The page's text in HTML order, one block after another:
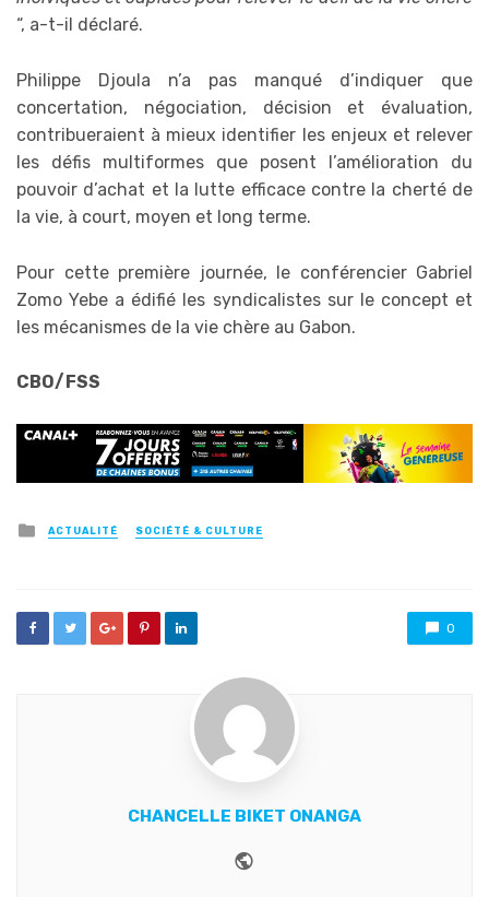
“, a-t-il déclaré.
Philippe Djoula n’a pas manqué d’indiquer que
concertation, négociation, décision et évaluation,
contribueraient à mieux identifier les enjeux et relever
les défis multiformes que posent l’amélioration du
pouvoir d’achat et la lutte efficace contre la cherté de
la vie, à court, moyen et long terme.
Pour cette première journée, le conférencier Gabriel
Zomo Yebe a édifié les syndicalistes sur le concept et
les mécanismes de la vie chère au Gabon.
CBO/FSS
Posted
in
ACTUALITÉ SOCIÉTÉ & CULTURE
0
CHANCELLE BIKET ONANGA